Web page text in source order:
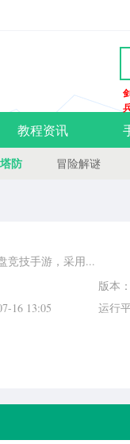
教程资讯
防 冒险解谜
竞技手游，采用...
版本
16 13:05 运行